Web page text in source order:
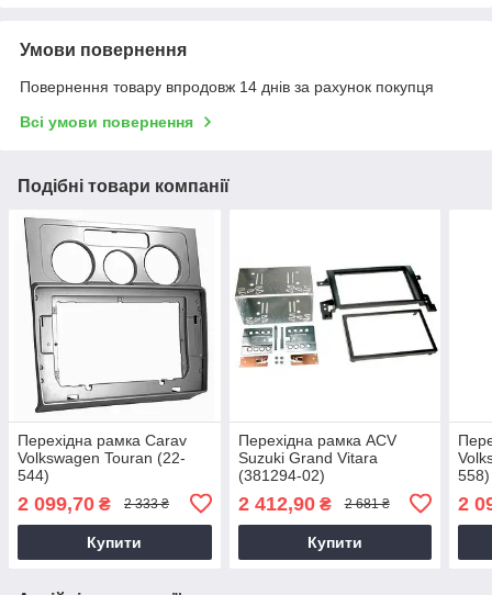
Умови повернення
Повернення товару впродовж 14 днів за рахунок покупця
Всі умови повернення
Подібні товари компанії
Перехідна рамка Carav
Volkswagen Touran (22-
544)
2 099,70 ₴ 2 333 ₴
Купити
Перехідна рамка ACV
Suzuki Grand Vitara
(381294-02)
2 412,90₴ 2 681 ₴
Купити
558)
2